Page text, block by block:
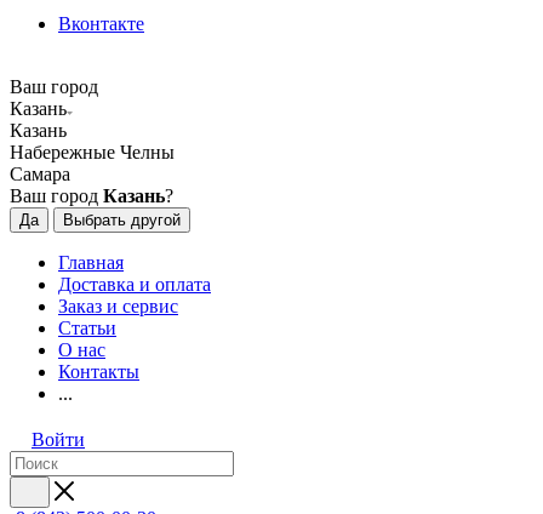
Вконтакте
Ваш город
Казань
Казань
Набережные Челны
Самара
Ваш город Казань?
Да Выбрать другой
Главная
Доставка и оплата
Заказ и сервис
Статьи
О нас
Контакты
...
Войти